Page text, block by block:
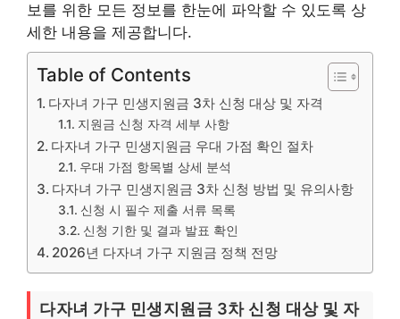
보를 위한 모든 정보를 한눈에 파악할 수 있도록 상
세한 내용을 제공합니다.
Table of Contents
다자녀 가구 민생지원금 3차 신청 대상 및 자격
지원금 신청 자격 세부 사항
다자녀 가구 민생지원금 우대 가점 확인 절차
우대 가점 항목별 상세 분석
다자녀 가구 민생지원금 3차 신청 방법 및 유의사항
신청 시 필수 제출 서류 목록
신청 기한 및 결과 발표 확인
2026년 다자녀 가구 지원금 정책 전망
다자녀 가구 민생지원금 3차 신청 대상 및 자